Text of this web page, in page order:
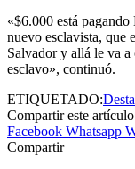
«$6.000 está
nuevo esclavista, que
Salvador y allá le va a
esclavo», continuó.
ETIQUETADO:
Compartir este artículo
Facebook Whatsapp
Compartir